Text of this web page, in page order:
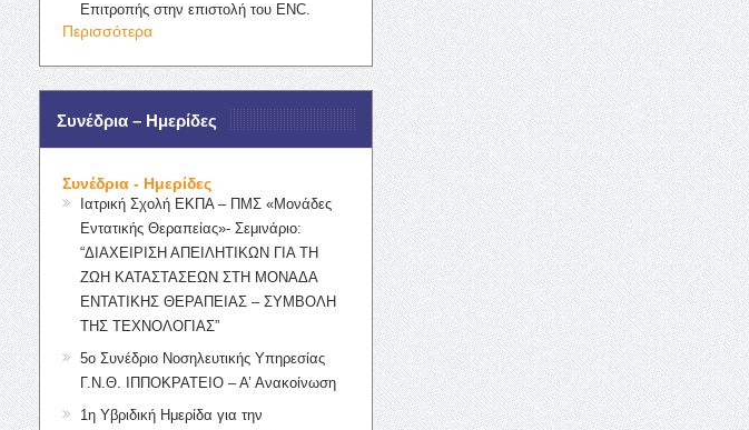
Επιτροπής στην επιστολή του ENC.
Περισσότερα
Συνέδρια – Ημερίδες
Συνέδρια - Ημερίδες
Ιατρική Σχολή ΕΚΠΑ – ΠΜΣ «Μονάδες
Εντατικής Θεραπείας»- Σεμινάριο:
“ΔΙΑΧΕΙΡΙΣΗ ΑΠΕΙΛΗΤΙΚΩΝ ΓΙΑ ΤΗ
ΖΩΗ ΚΑΤΑΣΤΑΣΕΩΝ ΣΤΗ ΜΟΝΑΔΑ
ΕΝΤΑΤΙΚΗΣ ΘΕΡΑΠΕΙΑΣ – ΣΥΜΒΟΛΗ
ΤΗΣ ΤΕΧΝΟΛΟΓΙΑΣ”
5ο Συνέδριο Νοσηλευτικής Υπηρεσίας
Γ.Ν.Θ. ΙΠΠΟΚΡΑΤΕΙΟ – Α’ Ανακοίνωση
1η Υβριδική Ημερίδα για την